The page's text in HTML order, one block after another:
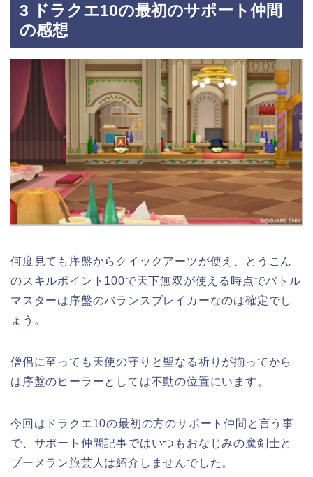
3 ドラクエ10の最初のサポート仲間
の感想
何度見ても序盤からクイックアーツが使え、とうこん
のスキルポイント100で天下無双が使える時点でバトル
マスターは序盤のバランスブレイカーなのは確定でし
ょう。
僧侶に至っても天使の守りと聖なる祈りが揃ってから
は序盤のヒーラーとしては不動の位置にいます。
今回はドラクエ10の最初の方のサポート仲間と言う事
で、サポート仲間記事ではいつもおなじみの魔剣士と
ブーメラン旅芸人は紹介しませんでした。